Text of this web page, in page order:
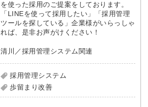
を使った採用のご提案をしております。
「LINEを使って採用したい」「採用管理
ツールを探している」企業様がいらっしゃ
れば、是非お声がけください！
清川／採用管理システム関連
採用管理システム
歩留まり改善